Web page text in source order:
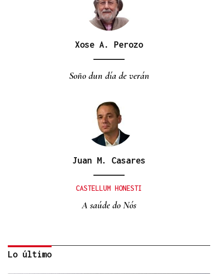
Xose A. Perozo
Soño dun día de verán
Juan M. Casares
CASTELLUM HONESTI
A saúde do Nós
Lo último